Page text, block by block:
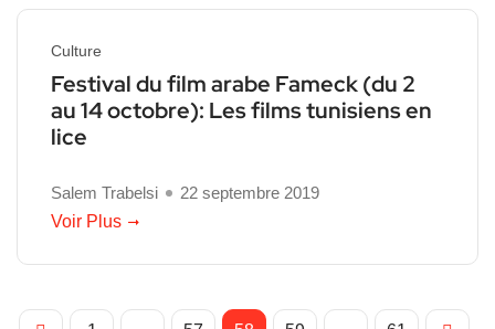
Culture
Festival du film arabe Fameck (du 2
au 14 octobre): Les films tunisiens en
lice
Salem Trabelsi
22 septembre 2019
Voir Plus